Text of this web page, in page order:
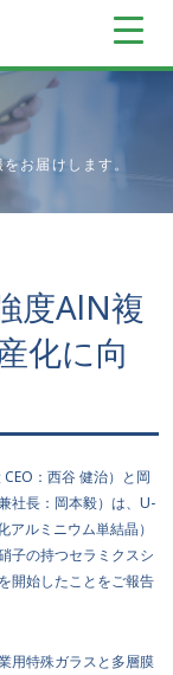
お届けします。
度AlN複
化に向
：西谷 健治）と岡
社長：岡本毅）は、U-
ルミニウム単結晶）
子の持つセラミクスシ
開始したことをご報告
用特殊ガラスと多層膜